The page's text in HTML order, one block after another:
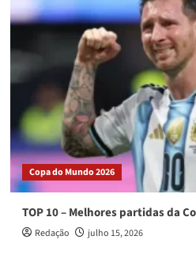
Copa do Mundo 2026
TOP 10 – Melhores partidas da
Redação julho 15, 2026